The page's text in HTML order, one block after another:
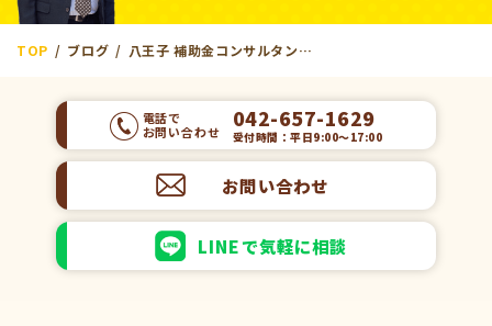
TOP ブログ 八王子 補助金コンサルタント 製造業 新しいライン組みたい 対象外にならない？
電話で
お問い合わせ
042-657-1629
受付時間：平日9:00～17:00
お問い合わせ
LINEで気軽に相談